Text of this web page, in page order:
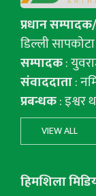
प्रधान
डिल्ली सापकोटा
सम्पादक:
संवाददाता:
प्रबन्धक: इश्वर
VIEW ALL
हिमशिला